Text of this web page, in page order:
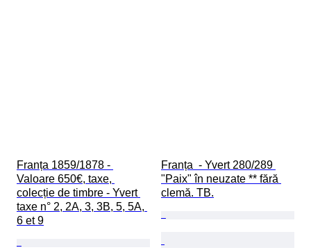
Franța 1859/1878 -
Valoare 650€, taxe,
colecție de timbre - Yvert
taxe n° 2, 2A, 3, 3B, 5, 5A,
6 et 9
Franța  - Yvert 280/289
"Paix" în neuzate ** fără
clemă. TB.